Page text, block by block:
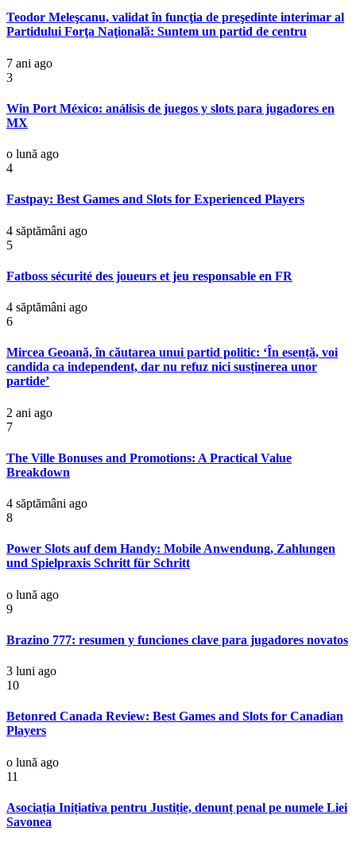
Teodor Meleşcanu, validat în funcţia de preşedinte interimar al
Partidului Forţa Naţională: Suntem un partid de centru
7 ani ago
3
Win Port México: análisis de juegos y slots para jugadores en
MX
o lună ago
4
Fastpay: Best Games and Slots for Experienced Players
4 săptămâni ago
5
Fatboss sécurité des joueurs et jeu responsable en FR
4 săptămâni ago
6
Mircea Geoană, în căutarea unui partid politic: ‘În esență, voi
candida ca independent, dar nu refuz nici susținerea unor
partide’
2 ani ago
7
The Ville Bonuses and Promotions: A Practical Value
Breakdown
4 săptămâni ago
8
Power Slots auf dem Handy: Mobile Anwendung, Zahlungen
und Spielpraxis Schritt für Schritt
o lună ago
9
Brazino 777: resumen y funciones clave para jugadores novatos
3 luni ago
10
Betonred Canada Review: Best Games and Slots for Canadian
Players
o lună ago
11
Asociația Inițiativa pentru Justiție, denunț penal pe numele Liei
Savonea